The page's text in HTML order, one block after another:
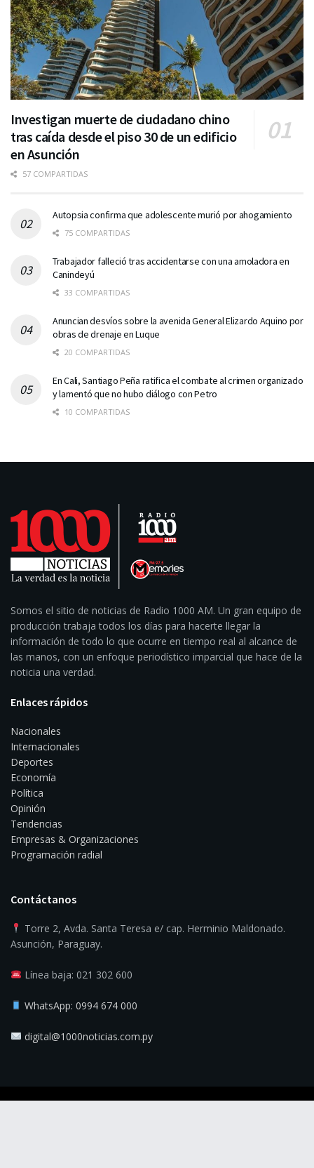
Investigan muerte de ciudadano chino
tras caída desde el piso 30 de un edificio
en Asunción
57 COMPARTIDAS
Autopsia confirma que adolescente murió por ahogamiento
75 COMPARTIDAS
Trabajador falleció tras accidentarse con una amoladora en
Canindeyú
33 COMPARTIDAS
Anuncian desvíos sobre la avenida General Elizardo Aquino por
obras de drenaje en Luque
20 COMPARTIDAS
En Cali, Santiago Peña ratifica el combate al crimen organizado
y lamentó que no hubo diálogo con Petro
10 COMPARTIDAS
Somos el sitio de noticias de Radio 1000 AM. Un gran equipo de
producción trabaja todos los días para hacerte llegar la
información de todo lo que ocurre en tiempo real al alcance de
las manos, con un enfoque periodístico imparcial que hace de la
noticia una verdad.
Enlaces rápidos
Nacionales
Internacionales
Deportes
Economía
Política
Opinión
Tendencias
Empresas & Organizaciones
Programación radial
Contáctanos
Torre 2, Avda. Santa Teresa e/ cap. Herminio Maldonado.
Asunción, Paraguay.
Línea baja: 021 302 600
WhatsApp: 0994 674 000
digital@1000noticias.com.py